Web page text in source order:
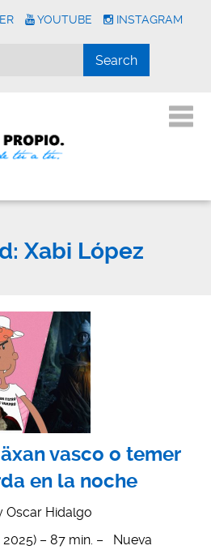
YOUTUBE INSTAGRAM
Xabi López
vasco o temer
en la noche
Oscar Hidalgo
2025) – 87 min. – Nueva